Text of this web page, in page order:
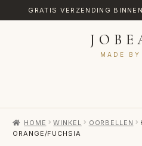
GRATIS VERZENDING
MADE BY
AFREKENEN
HOME WINKEL OORBELLEN
ORANGE/FUCHSIA